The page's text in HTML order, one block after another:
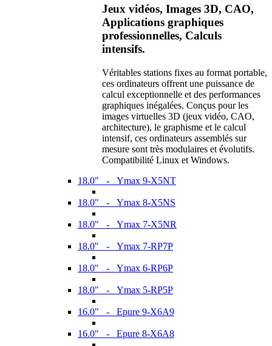
Jeux vidéos, Images 3D, CAO,
Applications graphiques
professionnelles, Calculs
intensifs.
Véritables stations fixes au format portable,
ces ordinateurs offrent une puissance de
calcul exceptionnelle et des performances
graphiques inégalées. Conçus pour les
images virtuelles 3D (jeux vidéo, CAO,
architecture), le graphisme et le calcul
intensif, ces ordinateurs assemblés sur
mesure sont très modulaires et évolutifs.
Compatibilité Linux et Windows.
18.0" - Ymax 9-X5NT
18.0" - Ymax 8-X5NS
18.0" - Ymax 7-X5NR
18.0" - Ymax 7-RP7P
18.0" - Ymax 6-RP6P
18.0" - Ymax 5-RP5P
16.0" - Epure 9-X6A9
16.0" - Epure 8-X6A8